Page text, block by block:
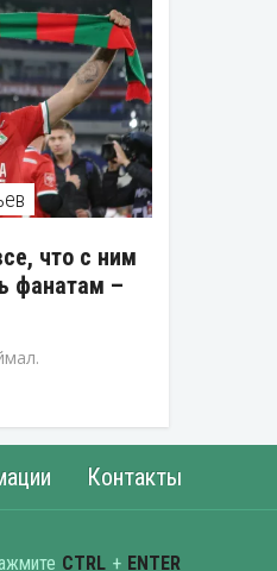
что с ним
фанатам –
Контакты